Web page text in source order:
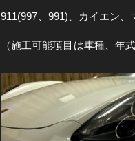
911(997、991)、カイエン、
（施工可能項目は車種、年